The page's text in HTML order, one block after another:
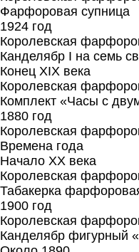
Фарфоровая супница
1924 год
Королевская
Канделябр I на семь
Конец XIX века
Королевская
Комплект «Часы с
1880 год
Королевская
Времена года
Начало ХХ века
Королевская
Табакерка
1900 год
Королевская
Канделябр фигурный